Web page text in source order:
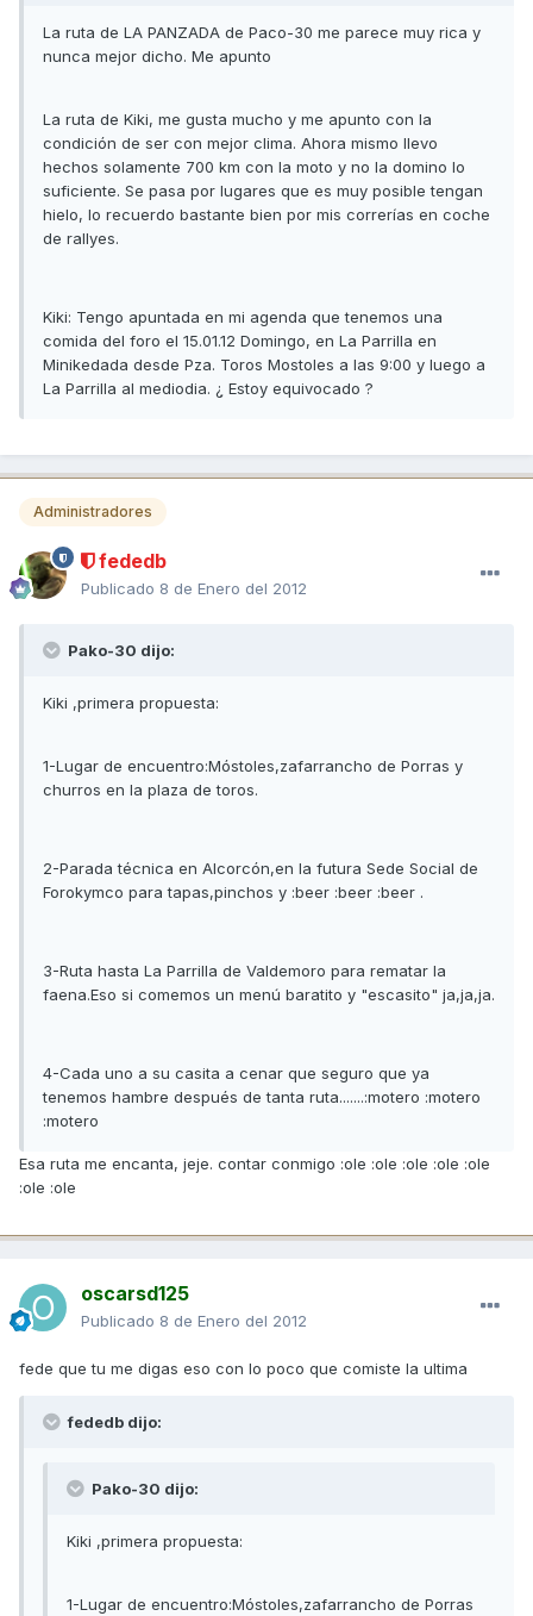
La ruta de LA PANZADA de Paco-30 me parece muy rica y
nunca mejor dicho. Me apunto
La ruta de Kiki, me gusta mucho y me apunto con la
condición de ser con mejor clima. Ahora mismo llevo
hechos solamente 700 km con la moto y no la domino lo
suficiente. Se pasa por lugares que es muy posible tengan
hielo, lo recuerdo bastante bien por mis correrías en coche
de rallyes.
Kiki: Tengo apuntada en mi agenda que tenemos una
comida del foro el 15.01.12 Domingo, en La Parrilla en
Minikedada desde Pza. Toros Mostoles a las 9:00 y luego a
La Parrilla al mediodia. ¿ Estoy equivocado ?
Administradores
fededb
Publicado 8 de Enero del 2012
Pako-30 dijo:
Kiki ,primera propuesta:
1-Lugar de encuentro:Móstoles,zafarrancho de Porras y
churros en la plaza de toros.
2-Parada técnica en Alcorcón,en la futura Sede Social de
Forokymco para tapas,pinchos y :beer :beer :beer .
3-Ruta hasta La Parrilla de Valdemoro para rematar la
faena.Eso si comemos un menú baratito y "escasito" ja,ja,ja.
4-Cada uno a su casita a cenar que seguro que ya
tenemos hambre después de tanta ruta.......:motero :motero
:motero
Esa ruta me encanta, jeje. contar conmigo :ole :ole :ole :ole :ole
:ole :ole
oscarsd125
Publicado 8 de Enero del 2012
fede que tu me digas eso con lo poco que comiste la ultima
fededb dijo:
Pako-30 dijo:
Kiki ,primera propuesta:
1-Lugar de encuentro:Móstoles,zafarrancho de Porras